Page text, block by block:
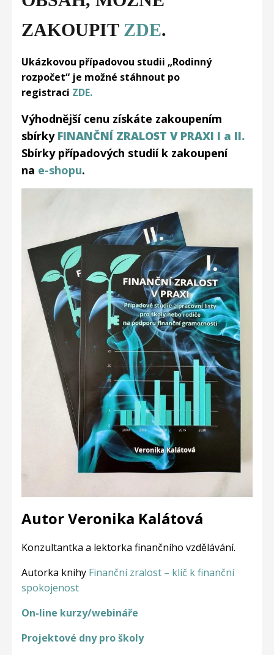
ZAKOUPIT ZDE.
Ukázkovou případovou studii „Rodinný
rozpočet“ je možné stáhnout po
registraci ZDE.
Výhodnější cenu získáte zakoupením
sbírky FINANČNÍ ZRALOST V PRAXI I a II.
Sbírky případových studií k zakoupení
na e-shopu.
Autor Veronika Kalátová
Konzultantka a lektorka finančního vzdělávání.
Autorka knihy Finanční zralost – klíč k finanční
spokojenost
On-line kurzy/webináře
Projektové dny pro školy